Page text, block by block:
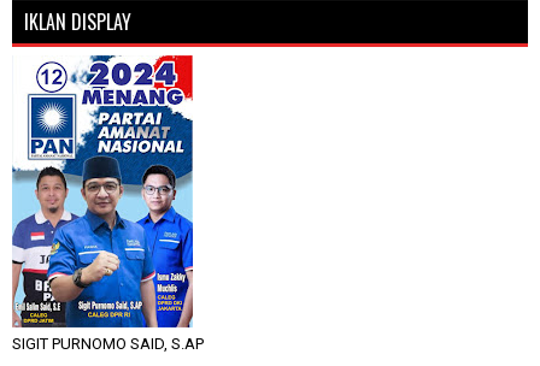
IKLAN DISPLAY
SIGIT PURNOMO SAID, S.AP